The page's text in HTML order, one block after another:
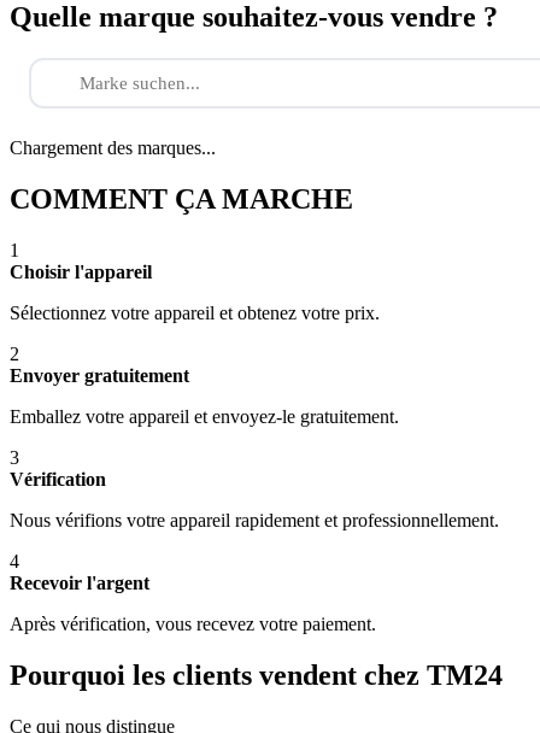
Quelle marque souhaitez-vous vendre ?
Chargement des marques...
COMMENT ÇA MARCHE
1
Choisir l'appareil
Sélectionnez votre appareil et obtenez votre prix.
2
Envoyer gratuitement
Emballez votre appareil et envoyez-le gratuitement.
3
Vérification
Nous vérifions votre appareil rapidement et professionnellement.
4
Recevoir l'argent
Après vérification, vous recevez votre paiement.
Pourquoi les clients vendent chez TM24
Ce qui nous distingue